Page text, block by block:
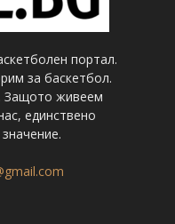
портал.
за баскетбол.
Защото живеем
единствено